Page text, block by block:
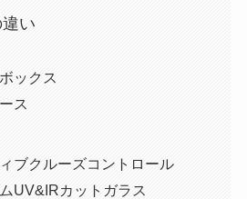
い
ックス
ス
ブクルーズコントロール
UV&IRカットガラス